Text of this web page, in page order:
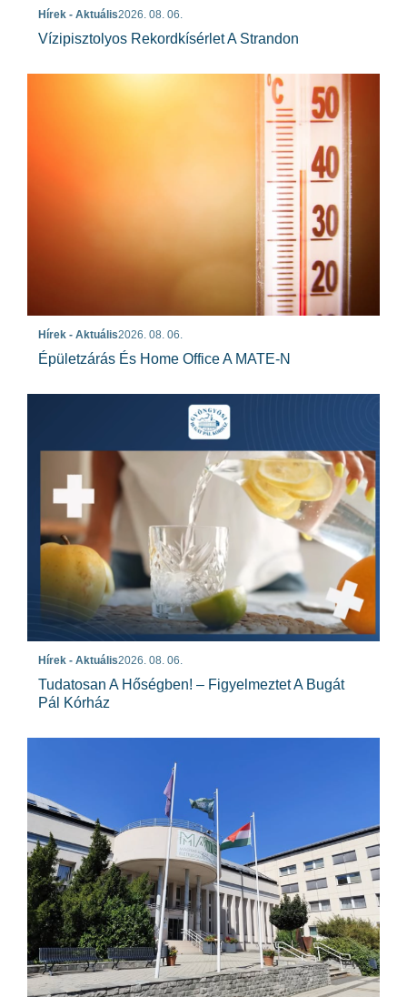
Hírek - Aktuális2026. 08. 06.
Vízipisztolyos Rekordkísérlet A Strandon
Hírek - Aktuális2026. 08. 06.
Épületzárás És Home Office A MATE-N
Hírek - Aktuális2026. 08. 06.
Tudatosan A Hőségben! – Figyelmeztet A Bugát
Pál Kórház